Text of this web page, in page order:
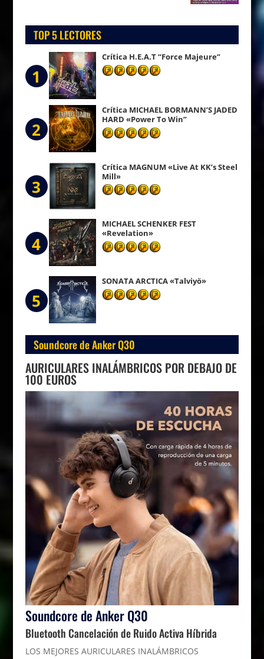
hasta
3,00€
TOP 5 LECTORES
1
Crítica H.E.A.T “Force Majeure”
2
Crítica MICHAEL BORMANN’S JADED
HARD «Power To Win”
3
Crítica MAGNUM «Live At KK’s Steel
Mill»
4
MICHAEL SCHENKER FEST
«Revelation»
5
SONATA ARCTICA «Talviyö»
Soundcore de Anker Q30
AURICULARES INALÁMBRICOS POR DEBAJO DE
100 EUROS
Soundcore de Anker Q30
Bluetooth Cancelación de Ruido Activa Híbrida
LOS MEJORES AURICULARES INALÁMBRICOS